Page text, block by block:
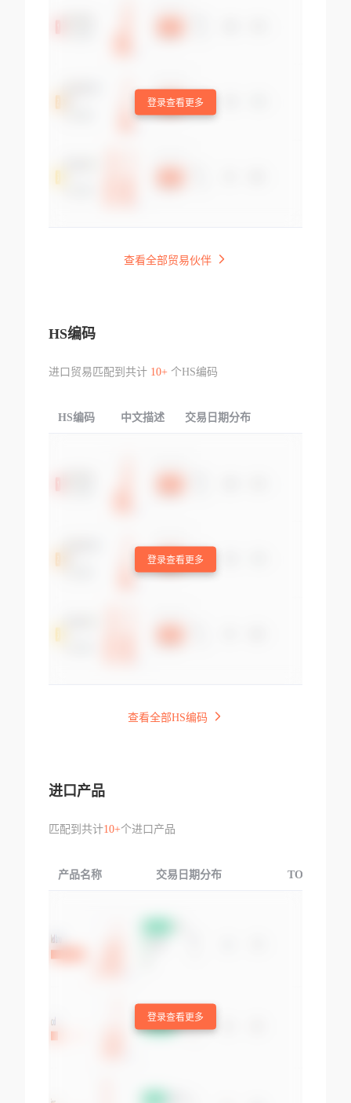
登录查看更多
查看全部贸易伙伴
HS编码
进口贸易匹配到共计 10+个HS编码
HS编码 中文描述 交易日期分布
登录查看更多
查看全部HS编码
进口产品
匹配到共计10+个进口产品
产品名称 交易日期分布 TOP3交易国
登录查看更多